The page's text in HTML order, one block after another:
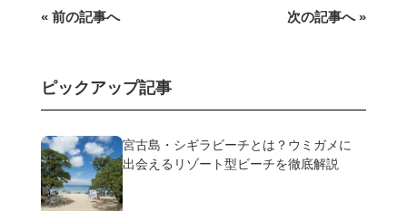
« 前の記事へ 次の記事へ »
ピックアップ記事
宮古島・シギラビーチとは？ウミガメに
出会えるリゾート型ビーチを徹底解説